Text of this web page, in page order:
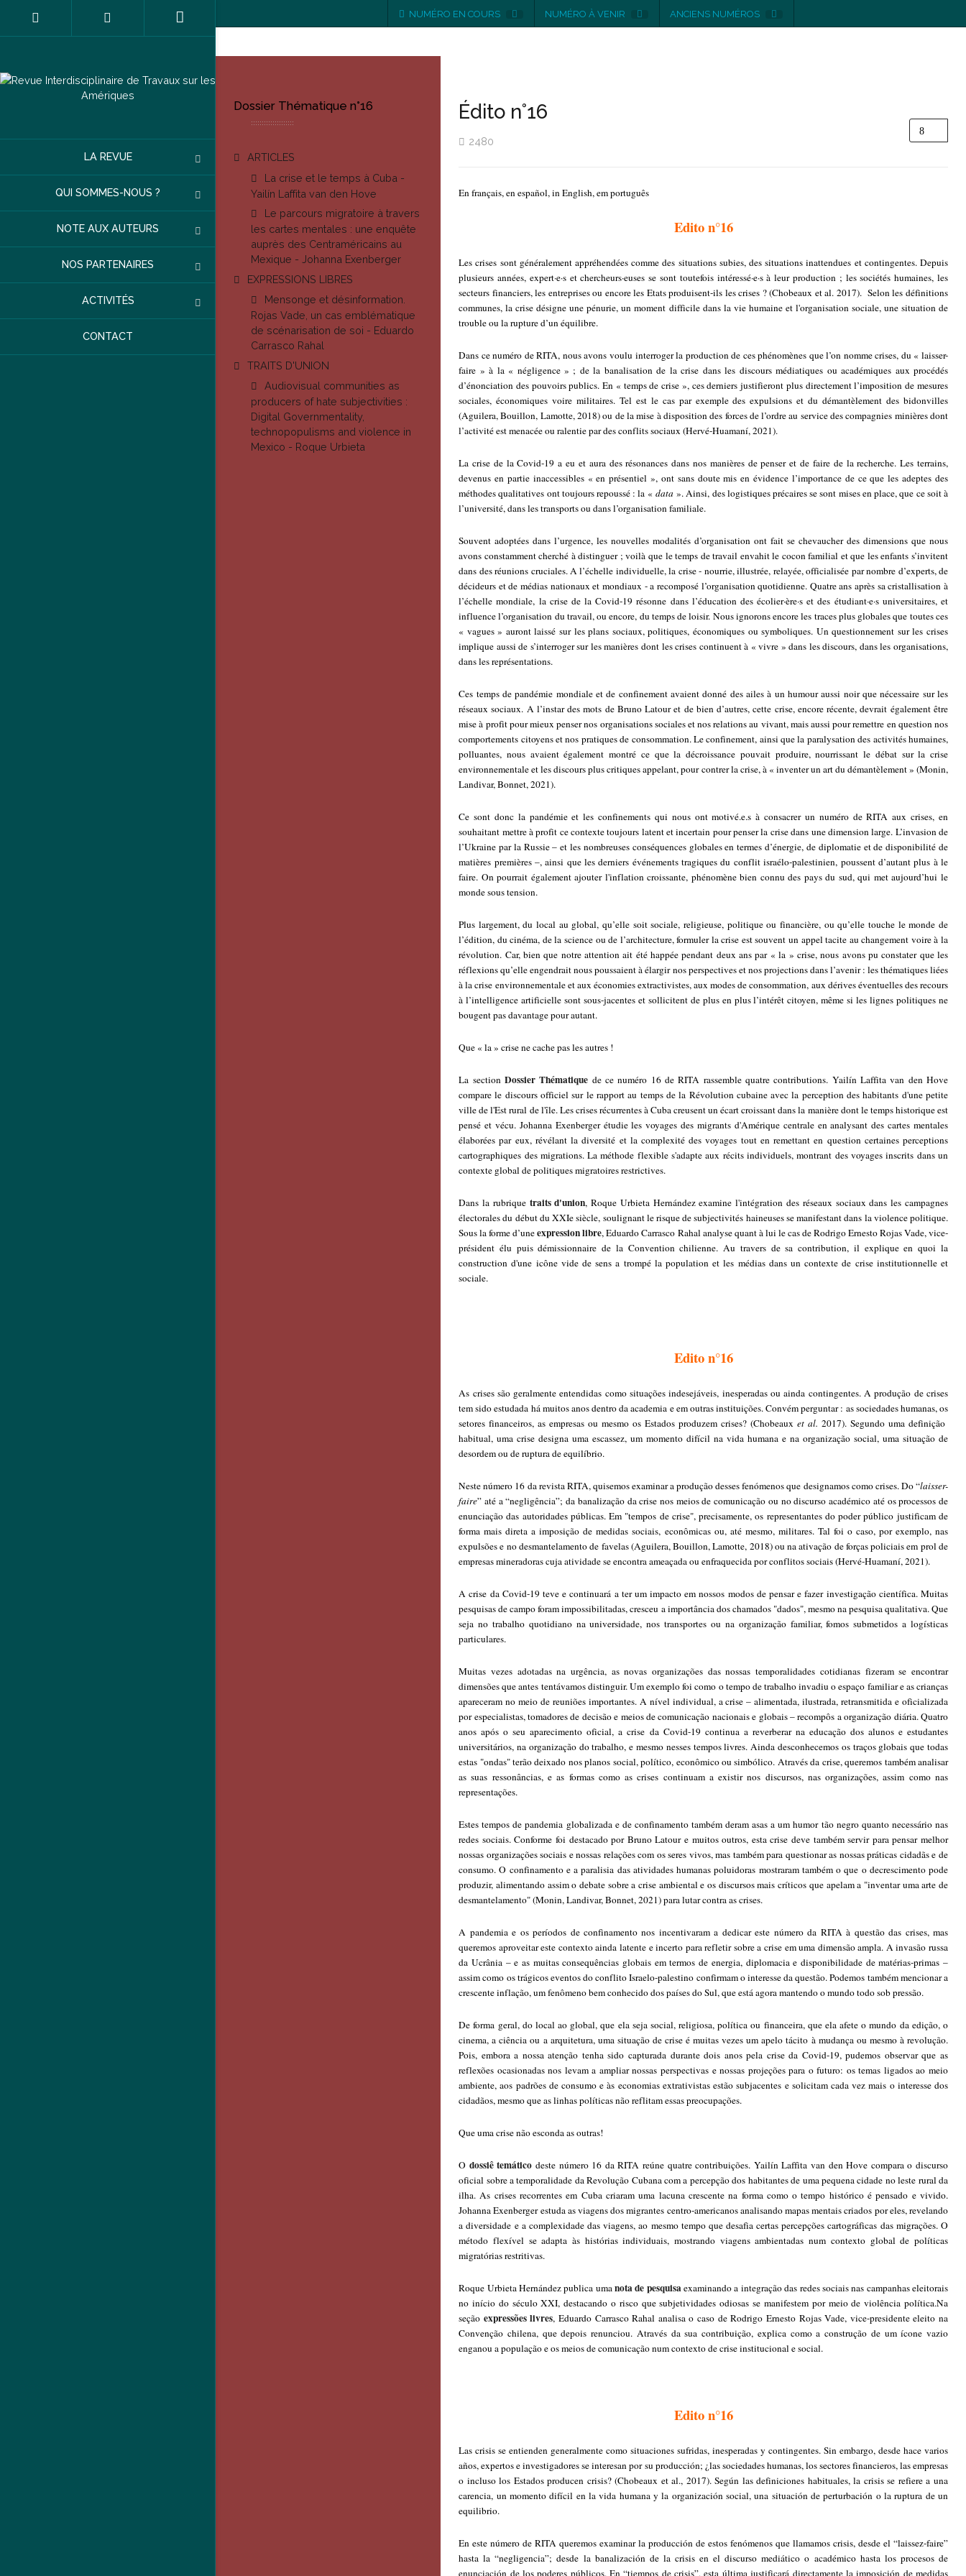
LA REVUE
QUI SOMMES-NOUS ?
NOTE AUX AUTEURS
NOS PARTENAIRES
ACTIVITÉS
CONTACT
NUMÉRO EN COURS NUMÉRO À VENIR ANCIENS NUMÉROS
Dossier Thématique n°16
ARTICLES
La crise et le temps à Cuba -
Yailín Laffita van den Hove
Le parcours migratoire à travers
les cartes mentales : une enquête
auprès des Centraméricains au
Mexique - Johanna Exenberger
EXPRESSIONS LIBRES
Mensonge et désinformation.
Rojas Vade, un cas emblématique
de scénarisation de soi - Eduardo
Carrasco Rahal
TRAITS D'UNION
Audiovisual communities as
producers of hate subjectivities :
Digital Governmentality,
technopopulisms and violence in
Mexico - Roque Urbieta
Édito n°16
2480
Enfrançais, enespañol,in English,em português
Edito n°16
Les crises sont généralement appréhendées comme des situations subies, des situations inattendues et contingentes. Depuis
plusieurs années, expert·e·s et chercheurs·euses se sont toutefois intéressé·e·s à leur production ; les sociétés humaines, les
secteurs financiers, les entreprises ou encore les Etats produisent-ils les crises ? (Chobeaux et al. 2017). Selon les définitions
communes, la crise désigne une pénurie, un moment difficile dans la vie humaine et l'organisation sociale, une situation de
trouble ou la rupture d’un équilibre.
Dans ce numéro de RITA, nous avons voulu interroger la production de ces phénomènes que l’on nomme crises, du « laisser-
faire » à la « négligence » ; de la banalisation de la crise dans les discours médiatiques ou académiques aux procédés
d’énonciation des pouvoirs publics. En « temps de crise », ces derniers justifieront plus directement l’imposition de mesures
sociales, économiques voire militaires. Tel est le cas par exemple des expulsions et du démantèlement des bidonvilles
(Aguilera, Bouillon, Lamotte, 2018) ou de la mise à disposition des forces de l’ordre au service des compagnies minières dont
l’activité est menacée ou ralentie par des conflits sociaux (Hervé-Huamaní, 2021).
La crise de la Covid-19 a eu et aura des résonances dans nos manières de penser et de faire de la recherche. Les terrains,
devenus en partie inaccessibles « en présentiel », ont sans doute mis en évidence l’importance de ce que les adeptes des
méthodes qualitatives ont toujours repoussé : la « data». Ainsi, des logistiques précaires se sont mises en place, que ce soit à
l’université, dans les transports ou dans l’organisation familiale.
Souvent adoptées dans l’urgence, les nouvelles modalités d’organisation ont fait se chevaucher des dimensions que nous
avons constamment cherché à distinguer ; voilà que le temps de travail envahit le cocon familial et que les enfants s’invitent
dans des réunions cruciales. A l’échelle individuelle, la crise - nourrie, illustrée, relayée, officialisée par nombre d’experts, de
décideurs et de médias nationaux et mondiaux - a recomposé l’organisation quotidienne. Quatre ans après sa cristallisation à
l’échelle mondiale, la crise de la Covid-19 résonne dans l’éducation des écolier·ère·s et des étudiant·e·s universitaires, et
influence l’organisation du travail, ou encore, du temps de loisir. Nous ignorons encore les traces plus globales que toutes ces
« vagues » auront laissé sur les plans sociaux, politiques, économiques ou symboliques. Un questionnement sur les crises
implique aussi de s’interroger sur les manières dont les crises continuent à « vivre » dans les discours, dans les organisations,
dans les représentations.
Ces temps de pandémie mondiale et de confinement avaient donné des ailes à un humour aussi noir que nécessaire sur les
réseaux sociaux. A l’instar des mots de Bruno Latour et de bien d’autres, cette crise, encore récente, devrait également être
mise à profit pour mieux penser nos organisations sociales et nos relations au vivant, mais aussi pour remettre en question nos
comportements citoyens et nos pratiques de consommation. Le confinement, ainsi que la paralysation des activités humaines,
polluantes, nous avaient également montré ce que la décroissance pouvait produire, nourrissant le débat sur la crise
environnementale et les discours plus critiques appelant, pour contrer la crise, à « inventer un art du démantèlement » (Monin,
Landivar, Bonnet, 2021).
Ce sont donc la pandémie et les confinements qui nous ont motivé.e.s à consacrer un numéro de RITA aux crises, en
souhaitant mettre à profit ce contexte toujours latent et incertain pour penser la crise dans une dimension large. L’invasion de
l’Ukraine par la Russie – et les nombreuses conséquences globales en termes d’énergie, de diplomatie et de disponibilité de
matières premières –, ainsi que les derniers événements tragiques du conflit israélo-palestinien, poussent d’autant plus à le
faire. On pourrait également ajouter l'inflation croissante, phénomène bien connu des pays du sud, qui met aujourd’hui le
monde sous tension.
Plus largement, du local au global, qu’elle soit sociale, religieuse, politique ou financière, ou qu’elle touche le monde de
l’édition, du cinéma, de la science ou de l’architecture, formuler la crise est souvent un appel tacite au changement voire à la
révolution. Car, bien que notre attention ait été happée pendant deux ans par « la » crise, nous avons pu constater que les
réflexions qu’elle engendrait nous poussaient à élargir nos perspectives et nos projections dans l’avenir : les thématiques liées
à la crise environnementale et aux économies extractivistes, aux modes de consommation, aux dérives éventuelles des recours
à l’intelligence artificielle sont sous-jacentes et sollicitent de plus en plus l’intérêt citoyen, même si les lignes politiques ne
bougent pas davantage pour autant.
Que « la » crise ne cache pas les autres !
La section Dossier Thématique de ce numéro 16 de RITA rassemble quatre contributions. Yailín Laffita van den Hove
compare le discours officiel sur le rapport au temps de la Révolution cubaine avec la perception des habitants d'une petite
ville de l'Est rural de l'île. Les crises récurrentes à Cuba creusent un écart croissant dans la manière dont le temps historique est
pensé et vécu. Johanna Exenberger étudie les voyages des migrants d'Amérique centrale en analysant des cartes mentales
élaborées par eux, révélant la diversité et la complexité des voyages tout en remettant en question certaines perceptions
cartographiques des migrations. La méthode flexible s'adapte aux récits individuels, montrant des voyages inscrits dans un
contexte global de politiques migratoires restrictives.
Dans la rubrique traits d'union, Roque Urbieta Hernández examine l'intégration des réseaux sociaux dans les campagnes
électorales du début du XXIe siècle, soulignant le risque de subjectivités haineuses se manifestant dans la violence politique.
Sous la forme d’uneexpression libre,Eduardo Carrasco Rahal analyse quant à lui le cas de Rodrigo Ernesto Rojas Vade, vice-
président élu puis démissionnaire de la Convention chilienne. Au travers de sa contribution, il explique en quoi la
construction d'une icône vide de sens a trompé la population et les médias dans un contexte de crise institutionnelle et
sociale.
Edito n°16
As crises são geralmente entendidas como situações indesejáveis, inesperadas ou ainda contingentes. A produção de crises
tem sido estudada há muitos anos dentro da academia e em outras instituições. Convém perguntar : as sociedades humanas, os
setores financeiros, as empresas ou mesmo os Estados produzem crises? (Chobeauxet al. 2017). Segundo uma definição
habitual, uma crise designa uma escassez, um momento difícil na vida humana e na organização social, uma situação de
desordem ou de ruptura de equilíbrio.
Neste número 16 da revista RITA, quisemos examinar a produção desses fenómenos que designamos como crises. Do “laisser-
faire” até a “negligência”; da banalização da crise nos meios de comunicação ou no discurso académico até os processos de
enunciação das autoridades públicas. Em "tempos de crise", precisamente, os representantes do poder público justificam de
forma mais direta a imposição de medidas sociais, econômicas ou, até mesmo, militares. Tal foi o caso, por exemplo, nas
expulsões e no desmantelamento de favelas (Aguilera, Bouillon, Lamotte, 2018) ou na ativação de forças policiais em prol de
empresas mineradoras cuja atividade se encontra ameaçada ou enfraquecida por conflitos sociais (Hervé-Huamaní, 2021).
A crise da Covid-19 teve e continuará a ter um impacto em nossos modos de pensar e fazer investigação científica. Muitas
pesquisas de campo foram impossibilitadas, cresceu a importância dos chamados "dados", mesmo na pesquisa qualitativa. Que
seja no trabalho quotidiano na universidade, nos transportes ou na organização familiar, fomos submetidos a logísticas
particulares.
Muitas vezes adotadas na urgência, as novas organizações das nossas temporalidades cotidianas fizeram se encontrar
dimensões que antes tentávamos distinguir. Um exemplo foi como o tempo de trabalho invadiu o espaço familiar e as crianças
apareceram no meio de reuniões importantes. A nível individual, a crise – alimentada, ilustrada, retransmitida e oficializada
por especialistas, tomadores de decisão e meios de comunicação nacionais e globais – recompôs a organização diária. Quatro
anos após o seu aparecimento oficial, a crise da Covid-19 continua a reverberar na educação dos alunos e estudantes
universitários, na organização do trabalho, e mesmo nesses tempos livres. Ainda desconhecemos os traços globais que todas
estas "ondas" terão deixado nos planos social, político, econômico ou simbólico. Através da crise, queremos também analisar
as suas ressonâncias, e as formas como as crises continuam a existir nos discursos, nas organizações, assim como nas
representações.
Estes tempos de pandemia globalizada e de confinamento também deram asas a um humor tão negro quanto necessário nas
redes sociais. Conforme foi destacado por Bruno Latour e muitos outros, esta crise deve também servir para pensar melhor
nossas organizações sociais e nossas relações com os seres vivos, mas também para questionar as nossas práticas cidadãs e de
consumo. O confinamento e a paralisia das atividades humanas poluidoras mostraram também o que o decrescimento pode
produzir, alimentando assim o debate sobre a crise ambiental e os discursos mais críticos que apelam a "inventar uma arte de
desmantelamento" (Monin, Landivar, Bonnet, 2021) para lutar contra as crises.
A pandemia e os períodos de confinamento nos incentivaram a dedicar este número da RITA à questão das crises, mas
queremos aproveitar este contexto ainda latente e incerto para refletir sobre a crise em uma dimensão ampla. A invasão russa
da Ucrânia – e as muitas consequências globais em termos de energia, diplomacia e disponibilidade de matérias-primas –
assim como os trágicos eventos do conflito Israelo-palestino confirmam o interesse da questão. Podemos também mencionar a
crescente inflação, um fenômeno bem conhecido dos países do Sul, que está agora mantendo o mundo todo sob pressão.
De forma geral, do local ao global, que ela seja social, religiosa, política ou financeira, que ela afete o mundo da edição, o
cinema, a ciência ou a arquitetura, uma situação de crise é muitas vezes um apelo tácito à mudança ou mesmo à revolução.
Pois, embora a nossa atenção tenha sido capturada durante dois anos pela crise da Covid-19, pudemos observar que as
reflexões ocasionadas nos levam a ampliar nossas perspectivas e nossas projeções para o futuro: os temas ligados ao meio
ambiente, aos padrões de consumo e às economias extrativistas estão subjacentes e solicitam cada vez mais o interesse dos
cidadãos, mesmo que as linhas políticas não reflitam essas preocupações.
Que uma crise não esconda as outras!
O dossiê temático deste número 16 da RITA reúne quatre contribuições. Yailín Laffita van den Hove compara o discurso
oficial sobre a temporalidade da Revolução Cubana com a percepção dos habitantes de uma pequena cidade no leste rural da
ilha. As crises recorrentes em Cuba criaram uma lacuna crescente na forma como o tempo histórico é pensado e vivido.
Johanna Exenberger estuda as viagens dos migrantes centro-americanos analisando mapas mentais criados por eles, revelando
a diversidade e a complexidade das viagens, ao mesmo tempo que desafia certas percepções cartográficas das migrações. O
método flexível se adapta às histórias individuais, mostrando viagens ambientadas num contexto global de políticas
migratórias restritivas.
Roque Urbieta Hernández publica umanota de pesquisaexaminando a integração das redes sociais nas campanhas eleitorais
no início do século XXI, destacando o risco que subjetividades odiosas se manifestem por meio de violência política.Na
seção expressões livres, Eduardo Carrasco Rahal analisa o caso de Rodrigo Ernesto Rojas Vade, vice-presidente eleito na
Convenção chilena, que depois renunciou. Através da sua contribuição, explica como a construção de um ícone vazio
enganou a população e os meios de comunicação num contexto de crise institucional e social.
Edito n°16
Las crisis se entienden generalmente como situaciones sufridas, inesperadas y contingentes. Sin embargo, desde hace varios
años, expertos e investigadores se interesan por su producción; ¿las sociedades humanas, los sectores financieros, las empresas
o incluso los Estados producen crisis? (Chobeaux et al., 2017). Según las definiciones habituales, la crisis se refiere a una
carencia, un momento difícil en la vida humana y la organización social, una situación de perturbación o la ruptura de un
equilibrio.
En este número de RITA queremos examinar la producción de estos fenómenos que llamamos crisis, desde el “laissez-faire”
hasta la “negligencia”; desde la banalización de la crisis en el discurso mediático o académico hasta los procesos de
enunciación de los poderes públicos. En “tiempos de crisis”, esta última justificará directamente la imposición de medidas